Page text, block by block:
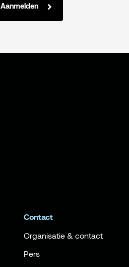
Aanmelden
Contact
Organisatie & contact
Pers